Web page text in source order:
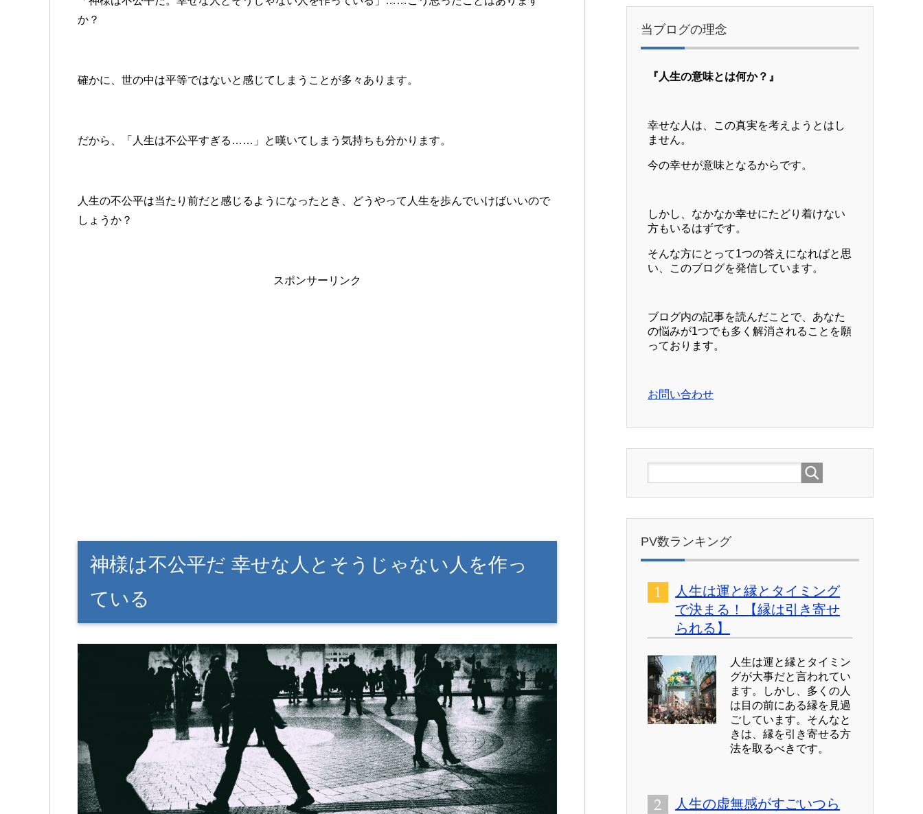
か？
確かに、世の中は平等ではないと感じてしまうことが多々あります。
だから、「人生は不公平すぎる……」と嘆いてしまう気持ちも分かります。
人生の不公平は当たり前だと感じるようになったとき、どうやって人生を歩んでいけばいいので
しょうか？
スポンサーリンク
神様は不公平だ 幸せな人とそうじゃない人を作っ
ている
当ブログの理念
『人生の意味とは何か？』
幸せな人は、この真実を考えようとはし
ません。
今の幸せが意味となるからです。
しかし、なかなか幸せにたどり着けない
方もいるはずです。
そんな方にとって1つの答えになればと思
い、このブログを発信しています。
ブログ内の記事を読んだことで、あなた
の悩みが1つでも多く解消されることを願
っております。
お問い合わせ
PV数ランキング
人生は運と縁とタイミング
で決まる！【縁は引き寄せ
られる】
人生は運と縁とタイミン
グが大事だと言われてい
ます。しかし、多くの人
は目の前にある縁を見過
ごしています。そんなと
きは、縁を引き寄せる方
法を取るべきです。
人生の虚無感がすごいつら